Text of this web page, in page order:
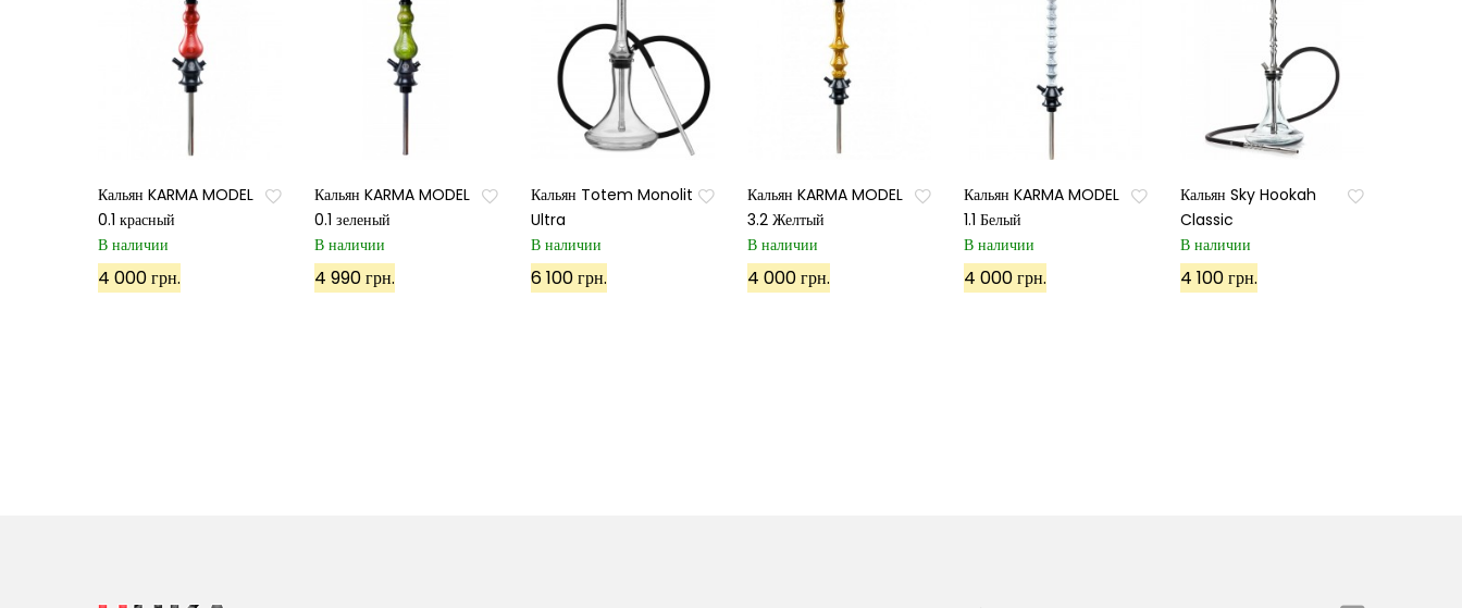
Кальян KARMA MODEL
0.1 красный
В наличии
4 000 грн.
Кальян KARMA MODEL
0.1 зеленый
В наличии
4 990 грн.
Кальян Totem Monolit
Ultra
В наличии
6 100 грн.
Кальян KARMA MODEL
3.2 Желтый
В наличии
4 000 грн.
Кальян KARMA MODEL
1.1 Белый
В наличии
4 000 грн.
Кальян Sky Hookah
Classic
В наличии
4 100 грн.